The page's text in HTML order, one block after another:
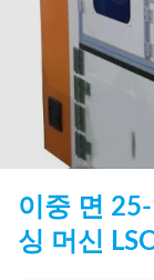
이중 면
싱 머신